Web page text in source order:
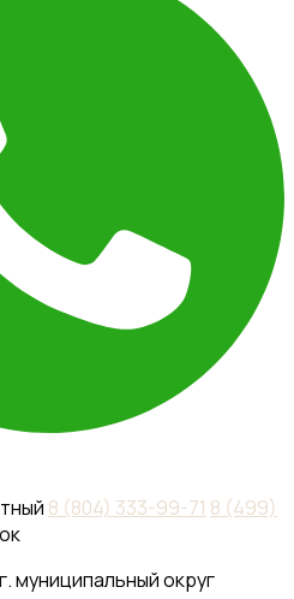
8 (804) 333-99-71 8 (499)
муниципальный округ